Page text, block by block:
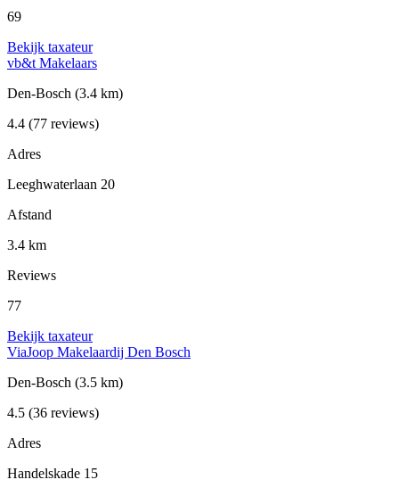
69
Bekijk taxateur
vb&t Makelaars
Den-Bosch (3.4 km)
4.4 (77 reviews)
Adres
Leeghwaterlaan 20
Afstand
3.4 km
Reviews
77
Bekijk taxateur
ViaJoop Makelaardij Den Bosch
Den-Bosch (3.5 km)
4.5 (36 reviews)
Adres
Handelskade 15